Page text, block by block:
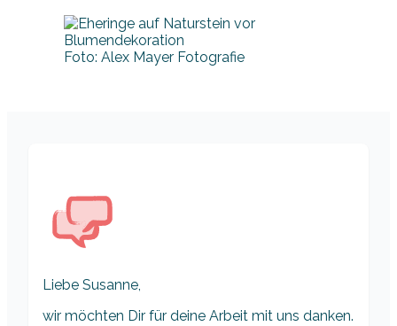
Foto: Alex Mayer Fotografie
Liebe Susanne,
wir möchten Dir für deine Arbeit mit uns danken.